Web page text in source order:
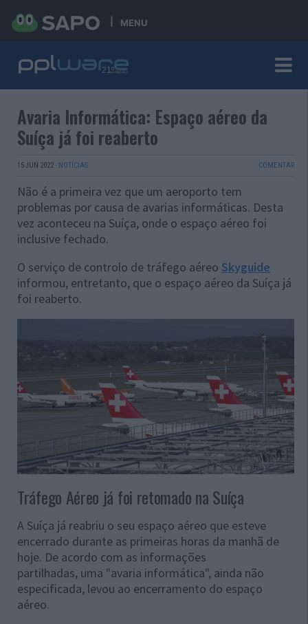
MENU
Avaria Informática: Espaço aéreo da
Suíça já foi reaberto
15 JUN 2022 · NOTÍCIAS COMENTAR
Não é a primeira vez que um aeroporto tem
problemas por causa de avarias informáticas. Desta
vez aconteceu na Suíça, onde o espaço aéreo foi
inclusive fechado.
O serviço de controlo de tráfego aéreo Skyguide
informou, entretanto, que o espaço aéreo da Suíça já
foi reaberto.
Tráfego Aéreo já foi retomado na Suíça
A Suíça já reabriu o seu espaço aéreo que esteve
encerrado durante as primeiras horas da manhã de
hoje. De acordo com as informações
partilhadas, uma "avaria informática", ainda não
especificada, levou ao encerramento do espaço
aéreo.